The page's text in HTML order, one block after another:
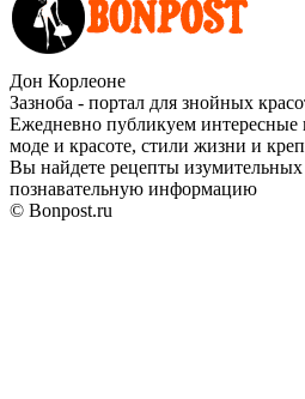
Дон Корлеоне
Зазноба - портал для знойных
Ежедневно публикуем интересные
моде и красоте, стили жизни и
Вы найдете рецепты
познавательную информацию
© Bonpost.ru